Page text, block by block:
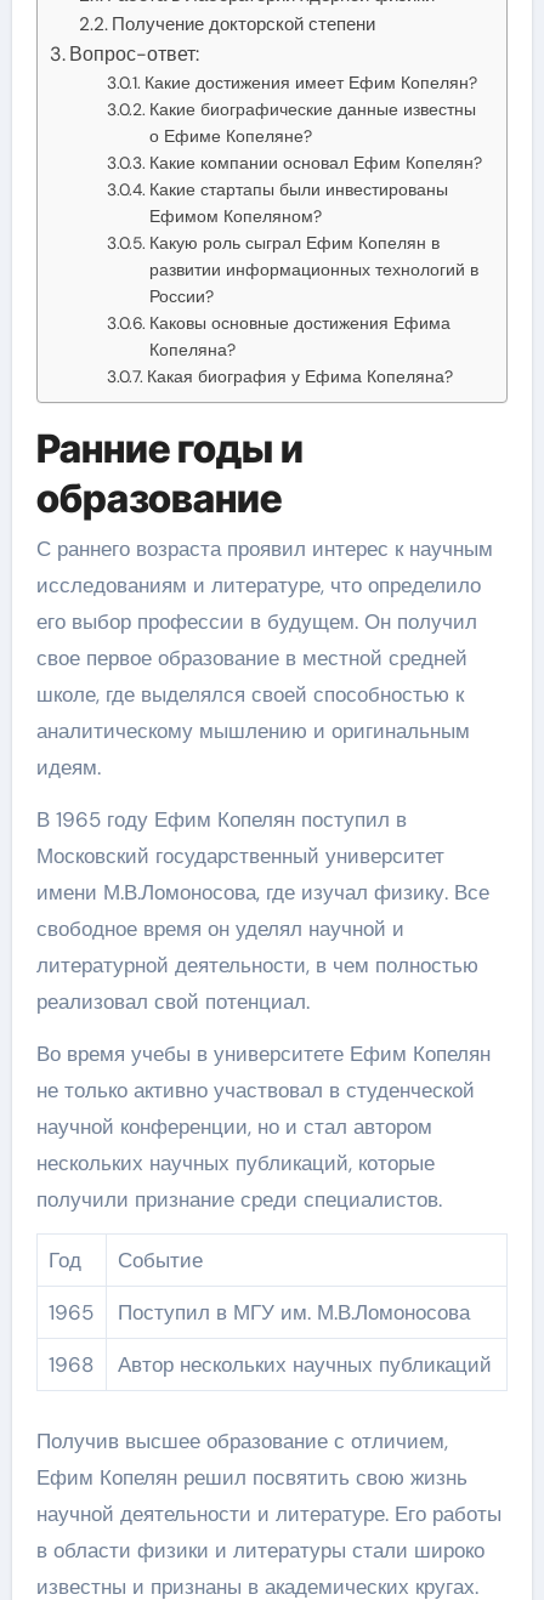
Получение докторской степени
Вопрос-ответ:
Какие достижения имеет Ефим Копелян?
Какие биографические данные известны
о Ефиме Копеляне?
Какие компании основал Ефим Копелян?
Какие стартапы были инвестированы
Ефимом Копеляном?
Какую роль сыграл Ефим Копелян в
развитии информационных технологий в
России?
Каковы основные достижения Ефима
Копеляна?
Какая биография у Ефима Копеляна?
Ранние годы и
образование
С раннего возраста проявил интерес к научным
исследованиям и литературе, что определило
его выбор профессии в будущем. Он получил
свое первое образование в местной средней
школе, где выделялся своей способностью к
аналитическому мышлению и оригинальным
идеям.
В 1965 году Ефим Копелян поступил в
Московский государственный университет
имени М.В.Ломоносова, где изучал физику. Все
свободное время он уделял научной и
литературной деятельности, в чем полностью
реализовал свой потенциал.
Во время учебы в университете Ефим Копелян
не только активно участвовал в студенческой
научной конференции, но и стал автором
нескольких научных публикаций, которые
получили признание среди специалистов.
Год
Событие
1965
Поступил в МГУ им. М.В.Ломоносова
1968
Автор нескольких научных публикаций
Получив высшее образование с отличием,
Ефим Копелян решил посвятить свою жизнь
научной деятельности и литературе. Его работы
в области физики и литературы стали широко
известны и признаны в академических кругах.